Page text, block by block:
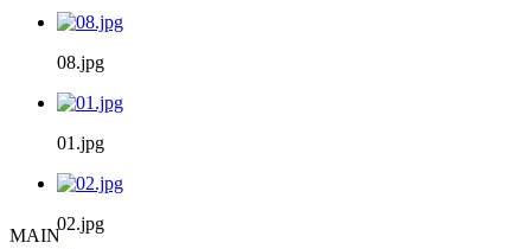
08.jpg
01.jpg
02.jpg
MAIN